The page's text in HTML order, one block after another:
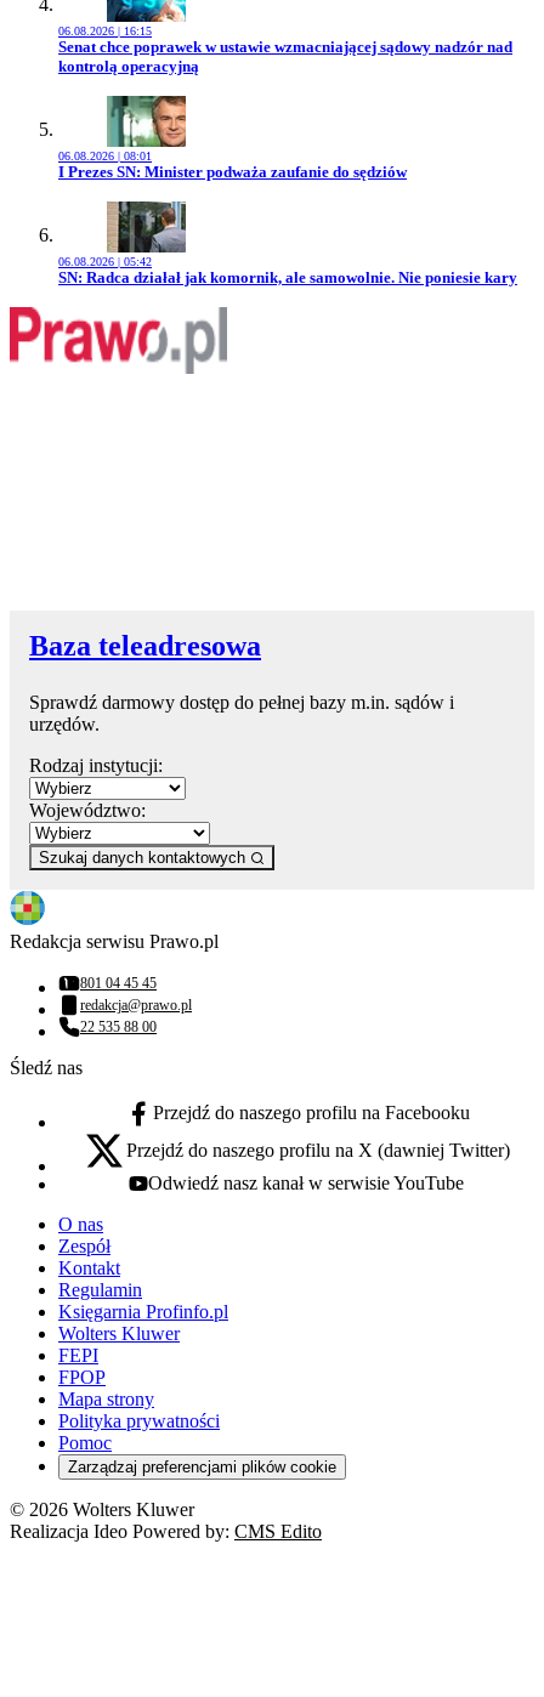
06.08.2026 | 16:15
Przejdź do artykułu:
Senat chce poprawek w ustawie wzmacniającej sądowy nadzór nad
kontrolą operacyjną
06.08.2026 | 08:01
Przejdź do artykułu:
I Prezes SN: Minister podważa zaufanie do sędziów
06.08.2026 | 05:42
Przejdź do artykułu:
SN: Radca działał jak komornik, ale samowolnie. Nie poniesie kary
Baza teleadresowa
Sprawdź darmowy dostęp do pełnej bazy m.in. sądów i
urzędów.
Rodzaj instytucji:
Województwo:
Szukaj danych kontaktowych
Redakcja serwisu Prawo.pl
Numer telefonu:
801 04 45 45
Adres email:
redakcja@prawo.pl
Numer telefonu:
22 535 88 00
Śledź nas
facebook - otwiera się w nowej karcie
Przejdź do naszego profilu na Facebooku
x - otwiera się w nowej karcie
Przejdź do naszego profilu na X (dawniej Twitter)
youtube - otwiera się w nowej karcie
Odwiedź nasz kanał w serwisie YouTube
O nas
Zespół
Kontakt
Regulamin
Księgarnia Profinfo.pl
Wolters Kluwer
FEPI
FPOP
Mapa strony
Polityka prywatności
Pomoc
Zarządzaj preferencjami plików cookie
© 2026 Wolters Kluwer
Realizacja Ideo Powered by: CMS Edito